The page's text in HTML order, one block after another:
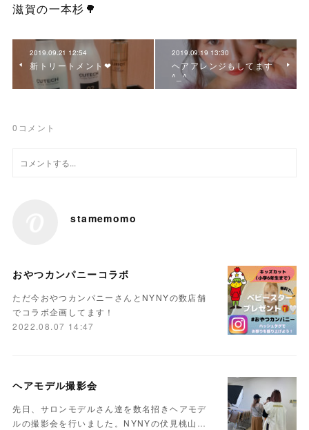
滋賀の一本杉🌳
2019.09.21 12:54
新トリートメント❤︎
2019.09.19 13:30
ヘアアレンジもしてます
^_^
0 コメント
stamemomo
おやつカンパニーコラボ
ただ今おやつカンパニーさんとNYNYの数店舗
でコラボ企画してます！
2022.08.07 14:47
ヘアモデル撮影会
先日、サロンモデルさん達を数名招きヘアモデ
ルの撮影会を行いました。NYNYの伏見桃山…